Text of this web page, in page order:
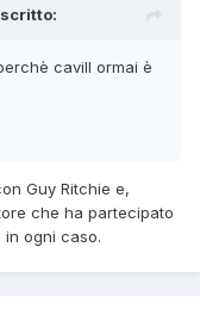
cavill ormai è
Guy Ritchie e,
che ha partecipato
ogni caso.